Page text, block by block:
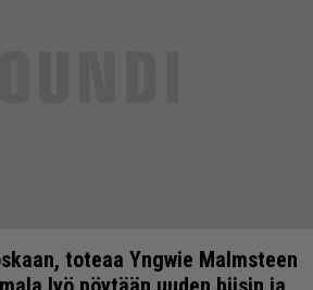
toteaa Yngwie Malmsteen